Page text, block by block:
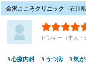
金沢こころクリニック (石川
ピンキー（本人・
心療内科 うつ病 気